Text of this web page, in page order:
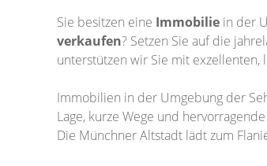
Sie besitzen eine Immobilie in der
verkaufen? Setzen Sie auf die
unterstützen wir Sie mit
Immobilien in der Umgebung der
Lage, kurze Wege und
Die Münchner Altstadt lädt zum